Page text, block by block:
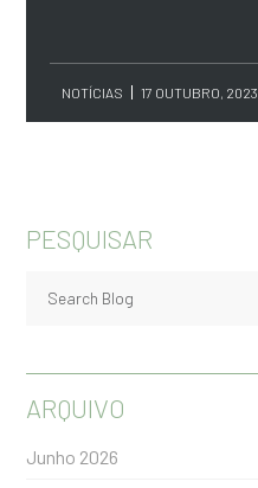
NOTÍCIAS 17 OUTUBRO, 2023
PESQUISAR
ARQUIVO
Junho 2026